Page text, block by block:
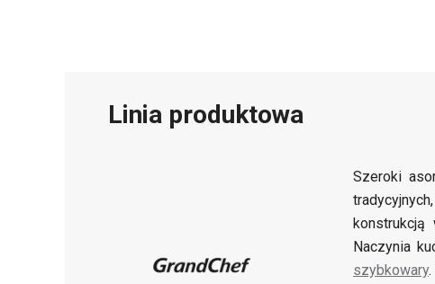
Linia produktowa
Szeroki
konstrukcją
Naczynia
szybkowary